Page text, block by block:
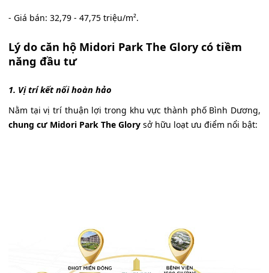
- Giá bán: 32,79 - 47,75 triệu/m².
Lý do căn hộ Midori Park The Glory có tiềm
năng đầu tư
1. Vị trí kết nối hoàn hảo
Nằm tại vị trí thuận lợi trong khu vực thành phố Bình Dương,
chung cư Midori Park The Glory sở hữu loạt ưu điểm nổi bật: